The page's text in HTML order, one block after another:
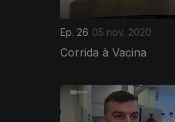
Ep. 26 05 nov. 2020
Corrida à Vacina
511635